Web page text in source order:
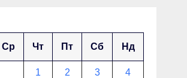
Ср Чт Пт Сб Нд
1 2 3 4